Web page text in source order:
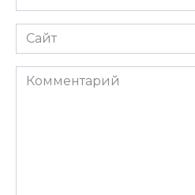
*
Сайт
Комментарий